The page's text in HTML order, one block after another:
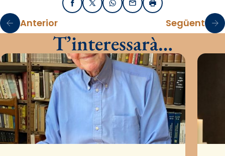
FacebookX / TwitterWhatsApp
EmailImprimir
Anterior Següent
T’interessarà…